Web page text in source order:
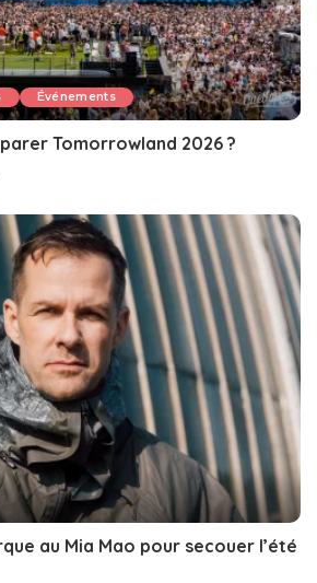
Événements
Tomorrowland 2026 ?
au Mia Mao pour secouer l’été